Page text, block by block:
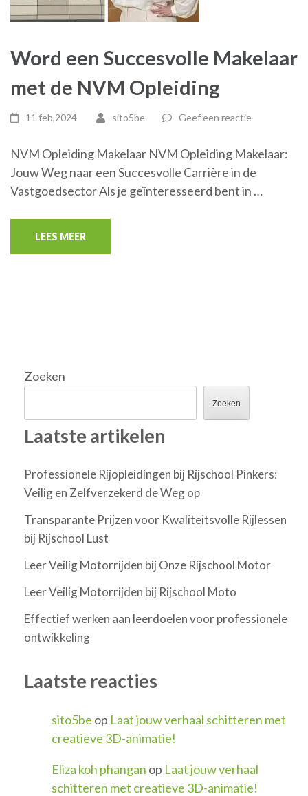
Word een Succesvolle Makelaar
met de NVM Opleiding
11 feb,2024 sito5be Geef een reactie
NVM Opleiding Makelaar NVM Opleiding Makelaar:
Jouw Weg naar een Succesvolle Carrière in de
Vastgoedsector Als je geïnteresseerd bent in …
LEES MEER
Zoeken
Zoeken
Laatste artikelen
Professionele Rijopleidingen bij Rijschool Pinkers:
Veilig en Zelfverzekerd de Weg op
Transparante Prijzen voor Kwaliteitsvolle Rijlessen
bij Rijschool Lust
Leer Veilig Motorrijden bij Onze Rijschool Motor
Leer Veilig Motorrijden bij Rijschool Moto
Effectief werken aan leerdoelen voor professionele
ontwikkeling
Laatste reacties
sito5be op Laat jouw verhaal schitteren met
creatieve 3D-animatie!
Eliza koh phangan op Laat jouw verhaal
schitteren met creatieve 3D-animatie!